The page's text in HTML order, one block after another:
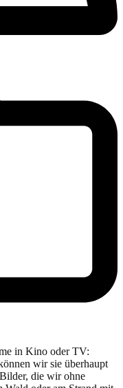
in Kino oder TV:
wir sie überhaupt
die wir ohne